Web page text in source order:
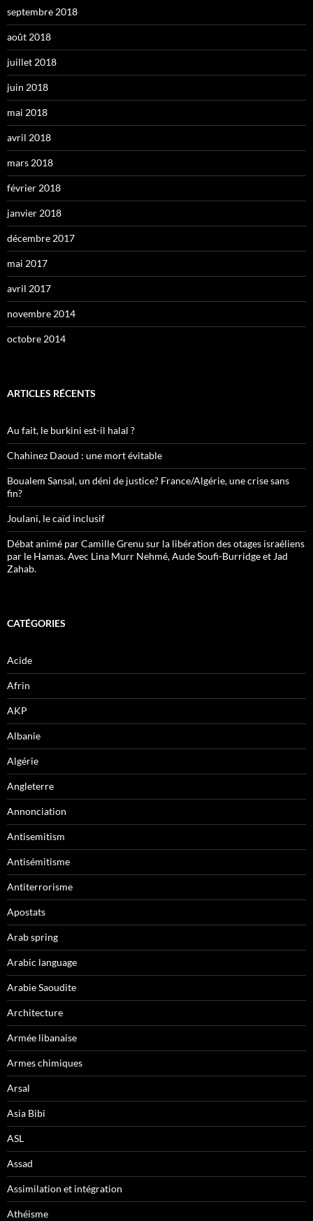
septembre 2018
août 2018
juillet 2018
juin 2018
mai 2018
avril 2018
mars 2018
février 2018
janvier 2018
décembre 2017
mai 2017
avril 2017
novembre 2014
octobre 2014
ARTICLES RÉCENTS
Au fait, le burkini est-il halal ?
Chahinez Daoud : une mort évitable
Boualem Sansal, un déni de justice? France/Algérie, une crise sans
fin?
Joulani, le caïd inclusif
Débat animé par Camille Grenu sur la libération des otages israéliens
par le Hamas. Avec Lina Murr Nehmé, Aude Soufi-Burridge et Jad
Zahab.
CATÉGORIES
Acide
Afrin
AKP
Albanie
Algérie
Angleterre
Annonciation
Antisemitism
Antisémitisme
Antiterrorisme
Apostats
Arab spring
Arabic language
Arabie Saoudite
Architecture
Armée libanaise
Armes chimiques
Arsal
Asia Bibi
ASL
Assad
Assimilation et intégration
Athéisme